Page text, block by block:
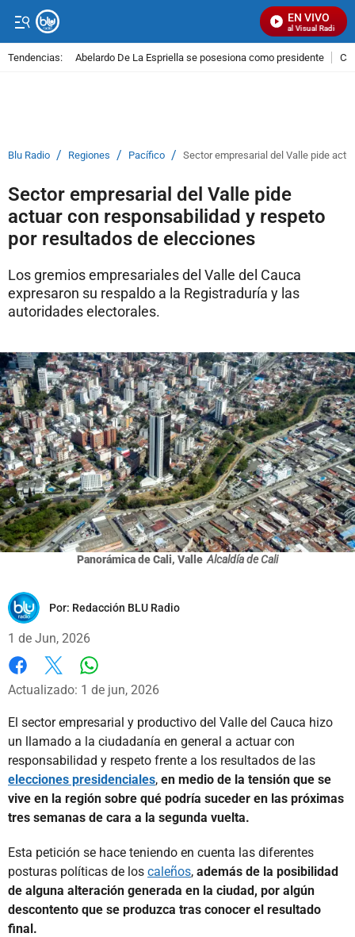
EN VIVO
Señal Visual Radio
Tendencias: Abelardo De La Espriella se posesiona como presidente
Blu Radio / Regiones / Pacífico / Sector empresarial del Valle pide
Sector empresarial del Valle pide
actuar con responsabilidad y respeto
por resultados de elecciones
Los gremios empresariales del Valle del Cauca
expresaron su respaldo a la Registraduría y las
autoridades electorales.
Panorámica de Cali, Valle Alcaldía de Cali
Por: Redacción BLU Radio
1 de Jun, 2026
Facebook
X
Actualizado: 1 de jun, 2026
El sector empresarial y productivo del Valle del Cauca hizo
un llamado a la ciudadanía en general a actuar con
responsabilidad y respeto frente a los resultados de las
elecciones presidenciales, en medio de la tensión que se
vive en la región sobre qué podría suceder en las próximas
tres semanas de cara a la segunda vuelta.
Esta petición se hace teniendo en cuenta las diferentes
posturas políticas de los caleños, además de la posibilidad
de alguna alteración generada en la ciudad, por algún
descontento que se produzca tras conocer el resultado
final.